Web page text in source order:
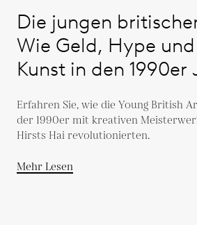
Die jungen
Wie Geld, Hype
Kunst in den 1990er
Erfahren Sie, wie die Young British
der 1990er mit kreativen
Hirsts Hai revolutionierten.
Mehr Lesen